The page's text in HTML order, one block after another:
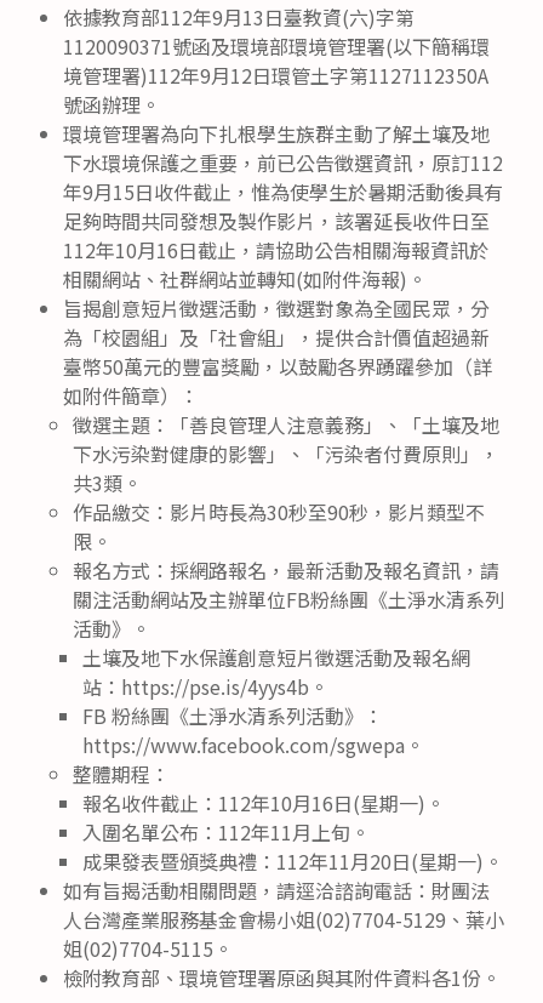
依據教育部112年9月13日臺教資(六)字第
1120090371號函及環境部環境管理署(以下簡稱環
境管理署)112年9月12日環管土字第1127112350A
號函辦理。
環境管理署為向下扎根學生族群主動了解土壤及地
下水環境保護之重要，前已公告徵選資訊，原訂112
年9月15日收件截止，惟為使學生於暑期活動後具有
足夠時間共同發想及製作影片，該署延長收件日至
112年10月16日截止，請協助公告相關海報資訊於
相關網站、社群網站並轉知(如附件海報)。
旨揭創意短片徵選活動，徵選對象為全國民眾，分
為「校園組」及「社會組」，提供合計價值超過新
臺幣50萬元的豐富獎勵，以鼓勵各界踴躍參加（詳
如附件簡章）：
徵選主題：「善良管理人注意義務」、「土壤及地
下水污染對健康的影響」、「污染者付費原則」，
共3類。
作品繳交：影片時長為30秒至90秒，影片類型不
限。
報名方式：採網路報名，最新活動及報名資訊，請
關注活動網站及主辦單位FB粉絲團《土淨水清系列
活動》。
土壤及地下水保護創意短片徵選活動及報名網
站：https://pse.is/4yys4b。
FB 粉絲團《土淨水清系列活動》：
https://www.facebook.com/sgwepa。
整體期程：
報名收件截止：112年10月16日(星期一)。
入圍名單公布：112年11月上旬。
成果發表暨頒獎典禮：112年11月20日(星期一)。
如有旨揭活動相關問題，請逕洽諮詢電話：財團法
人台灣產業服務基金會楊小姐(02)7704-5129、葉小
姐(02)7704-5115。
檢附教育部、環境管理署原函與其附件資料各1份。